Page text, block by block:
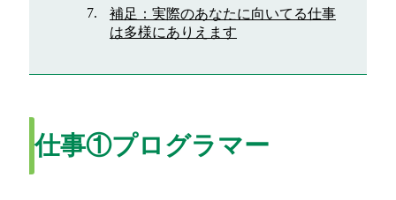
補足：実際のあなたに向いてる仕事
は多様にありえます
仕事①プログラマー